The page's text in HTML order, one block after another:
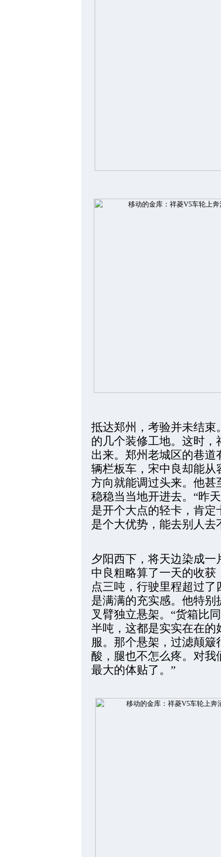
抵达郑州，考验并未结
的几个装修工地。这时
出来。郑州老城区的巷
辆栏板车，宋中良却能
方向就能调过头来。他
稳稳当当地开进去。“昨
是开个大点的轻卡，肯
是个大优势，能去别人去
夕阳西下，将天边染成
中良粗略算了一天的收
点三吨，行驶里程超过
是满满的充实感。他特
叉臂独立悬架。“货箱比
半吨，这都是实实在在
服。那个悬架，过滤颠
酸，腿也不怎么疼。对
最大的体贴了。”